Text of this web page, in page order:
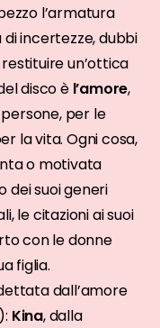
l’armatura
incertezze, dubbi
un’ottica
disco è l’amore,
per le
la vita. Ogni cosa,
o motivata
dei suoi generi
le citazioni ai suoi
con le donne
figlia.
dall’amore
Kina, dalla